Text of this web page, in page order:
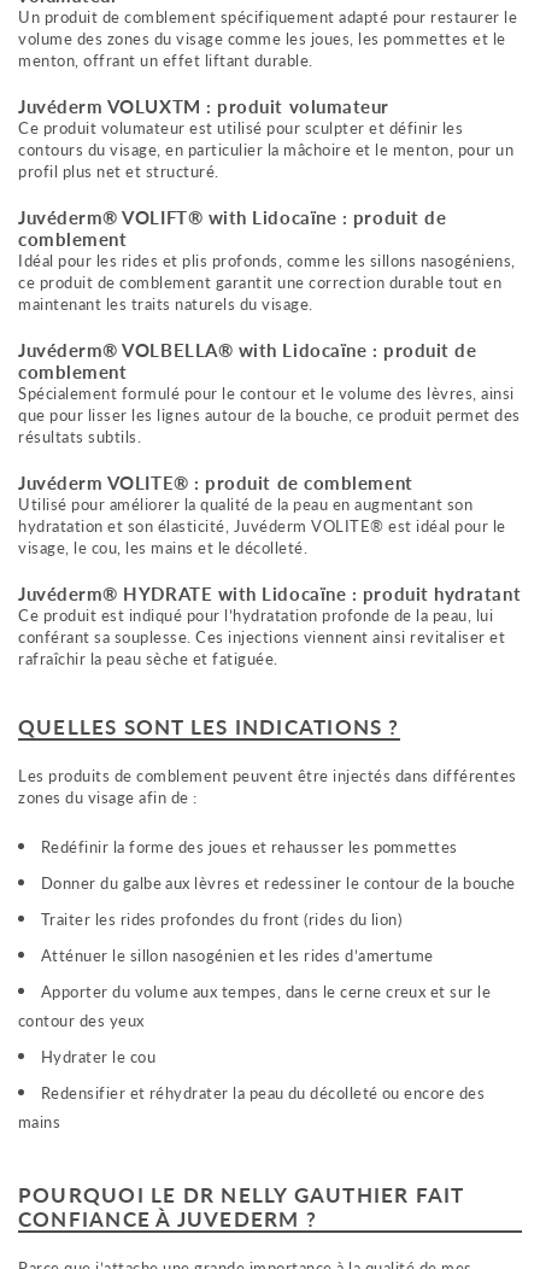
Un produit de comblement spécifiquement adapté pour restaurer le
volume des zones du visage comme les joues, les pommettes et le
menton, offrant un effet liftant durable.
Juvéderm VOLUXTM : produit volumateur
Ce produit volumateur est utilisé pour sculpter et définir les
contours du visage, en particulier la mâchoire et le menton, pour un
profil plus net et structuré.
Juvéderm® VOLIFT® with Lidocaïne : produit de
comblement
Idéal pour les rides et plis profonds, comme les sillons nasogéniens,
ce produit de comblement garantit une correction durable tout en
maintenant les traits naturels du visage.
Juvéderm® VOLBELLA® with Lidocaïne : produit de
comblement
Spécialement formulé pour le contour et le volume des lèvres, ainsi
que pour lisser les lignes autour de la bouche, ce produit permet des
résultats subtils.
Juvéderm VOLITE® : produit de comblement
Utilisé pour améliorer la qualité de la peau en augmentant son
hydratation et son élasticité, Juvéderm VOLITE® est idéal pour le
visage, le cou, les mains et le décolleté.
Juvéderm® HYDRATE with Lidocaïne : produit hydratant
​​Ce produit est indiqué pour l’hydratation profonde de la peau, lui
conférant sa souplesse. Ces injections viennent ainsi revitaliser et
rafraîchir la peau sèche et fatiguée.
QUELLES SONT LES INDICATIONS ?
Les produits de comblement peuvent être injectés dans différentes
zones du visage afin de :
Redéfinir la forme des joues et rehausser les pommettes
Donner du galbe aux lèvres et redessiner le contour de la bouche
Traiter les rides profondes du front (rides du lion)
Atténuer le sillon nasogénien et les rides d’amertume
Apporter du volume aux tempes, dans le cerne creux et sur le
contour des yeux
Hydrater le cou
Redensifier et réhydrater la peau du décolleté ou encore des
mains
POURQUOI LE DR NELLY GAUTHIER FAIT
CONFIANCE À JUVEDERM ?